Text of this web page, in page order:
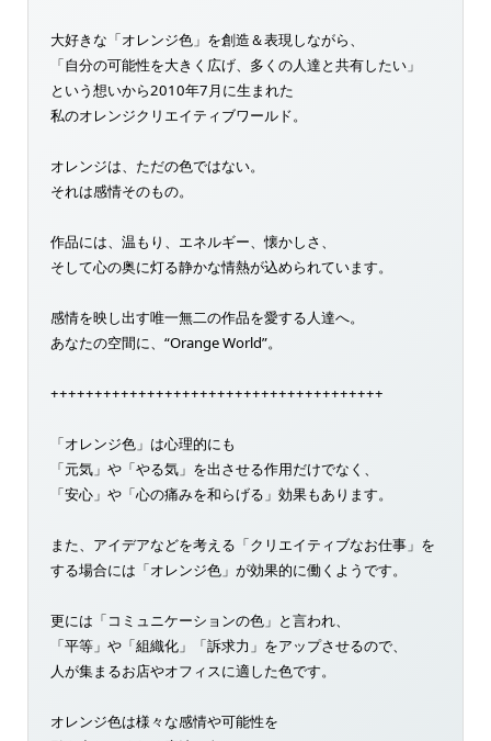
大好きな「オレンジ色」を創造＆表現しながら、
「自分の可能性を大きく広げ、多くの人達と共有したい」
という想いから2010年7月に生まれた
私のオレンジクリエイティブワールド。
オレンジは、ただの色ではない。
それは感情そのもの。
作品には、温もり、エネルギー、懐かしさ、
そして心の奥に灯る静かな情熱が込められています。
感情を映し出す唯一無二の作品を愛する人達へ。
あなたの空間に、“Orange World”。
++++++++++++++++++++++++++++++++++++++
「オレンジ色」は心理的にも
「元気」や「やる気」を出させる作用だけでなく、
「安心」や「心の痛みを和らげる」効果もあります。
また、アイデアなどを考える「クリエイティブなお仕事」を
する場合には「オレンジ色」が効果的に働くようです。
更には「コミュニケーションの色」と言われ、
「平等」や「組織化」「訴求力」をアップさせるので、
人が集まるお店やオフィスに適した色です。
オレンジ色は様々な感情や可能性を